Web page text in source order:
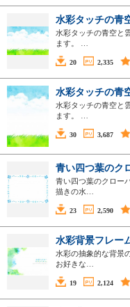
水彩タッチの青
水彩タッチの青空と
ます。 …
20 2,335
水彩タッチの青
水彩タッチの青空と
ます。 …
30 3,687
青い四つ葉のク
青い四つ葉のクロー
描きの水…
23 2,590
水彩背景フレー
水彩の抽象的な背景
お好きな…
19 2,124